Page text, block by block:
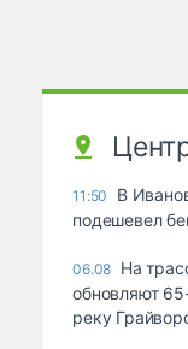
11:50
В
подешевел
06.08 На
обновляют
реку